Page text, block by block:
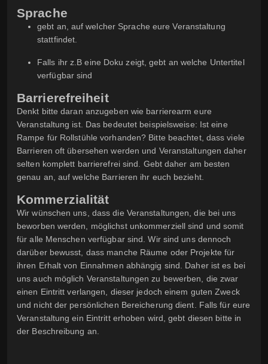
Sprache
gebt an, auf welcher Sprache eure Veranstaltung
stattfindet.
Falls ihr z.B eine Doku zeigt, gebt an welche Untertitel
verfügbar sind
Barrierefreiheit
Denkt bitte daran anzugeben wie barrierearm eure
Veranstaltung ist. Das bedeutet beispielsweise: Ist eine
Rampe für Rollstühle vorhanden? Bitte beachtet, dass viele
Barrieren oft übersehen werden und Veranstaltungen daher
selten komplett barrierefrei sind. Gebt daher am besten
genau an, auf welche Barrieren ihr euch bezieht.
Kommerzialität
Wir wünschen uns, dass die Veranstaltungen, die bei uns
beworben werden, möglichst unkommerziell sind und somit
für alle Menschen verfügbar sind. Wir sind uns dennoch
darüber bewusst, dass manche Räume oder Projekte für
ihren Erhalt von Einnahmen abhängig sind. Daher ist es bei
uns auch möglich Veranstaltungen zu bewerben, die zwar
einen Eintritt verlangen, dieser jedoch einem guten Zweck
und nicht der persönlichen Bereicherung dient. Falls für eure
Veranstaltung ein Eintritt erhoben wird, gebt diesen bitte in
der Beschreibung an.